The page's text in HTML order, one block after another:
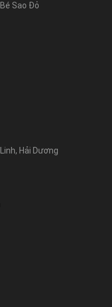
Sao Đỏ
Hải Dương